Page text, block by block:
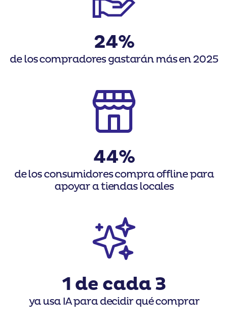
24%
de los compradores gastarán más en 2025
44%
de los consumidores compra offline para
apoyar a tiendas locales
1 de cada 3
ya usa IA para decidir qué comprar